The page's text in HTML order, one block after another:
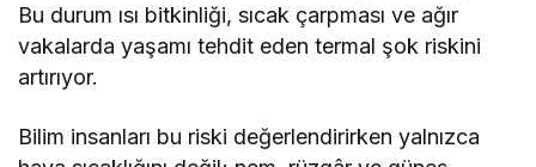
Bu durum ısı bitkinliği, sıcak çarpması ve ağır
vakalarda yaşamı tehdit eden termal şok riskini
artırıyor.
Bilim insanları bu riski değerlendirirken yalnızca